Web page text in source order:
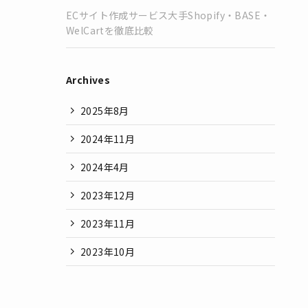
ECサイト作成サービス大手Shopify・BASE・
WelCartを徹底比較
Archives
2025年8月
2024年11月
2024年4月
2023年12月
2023年11月
2023年10月